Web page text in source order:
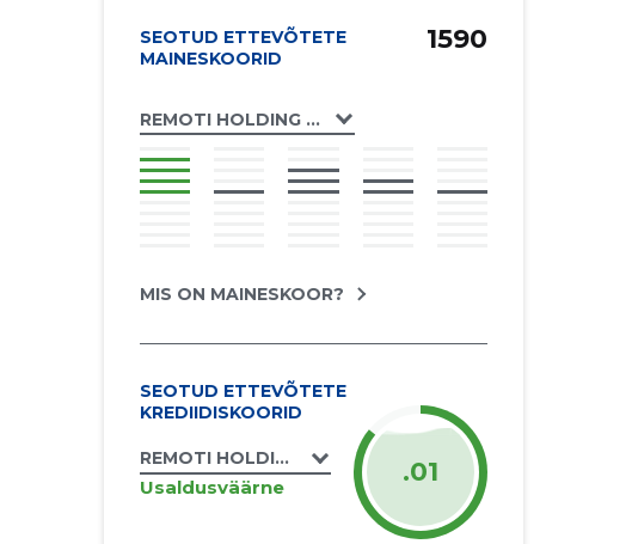
SEOTUD ETTEVÕTETE
MAINESKOORID
REMOTI HOLDING OÜ
1590
MIS ON MAINESKOOR?
SEOTUD ETTEVÕTETE
KREDIIDISKOORID
REMOTI HOLDING OÜ
Usaldusväärne .01